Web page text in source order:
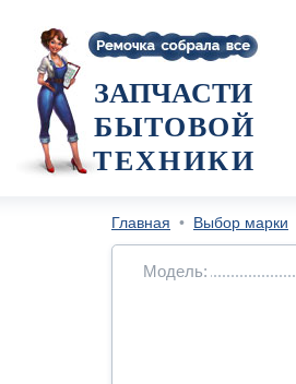
ЗАПЧАСТИ
БЫТОВОЙ
ТЕХНИКИ
Главная • Выбор марки
Модель: